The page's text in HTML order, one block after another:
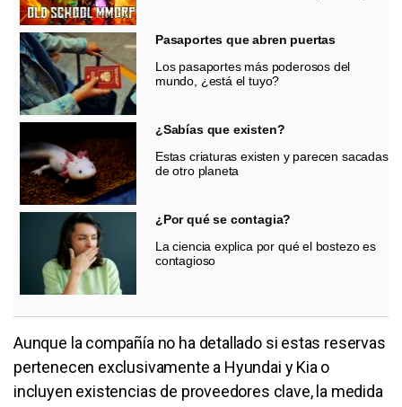
Pasaportes que abren puertas
Los pasaportes más poderosos del
mundo, ¿está el tuyo?
¿Sabías que existen?
Estas criaturas existen y parecen sacadas
de otro planeta
¿Por qué se contagia?
La ciencia explica por qué el bostezo es
contagioso
Aunque la compañía no ha detallado si estas reservas
pertenecen exclusivamente a Hyundai y Kia o
incluyen existencias de proveedores clave, la medida